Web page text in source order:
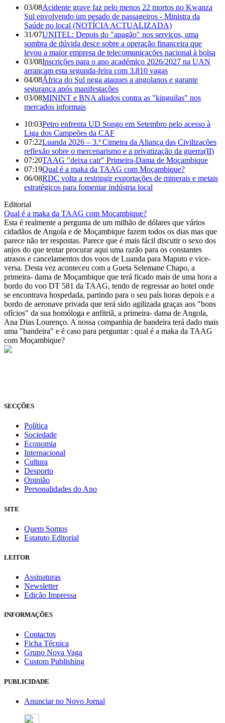
03/08Acidente grave faz pelo menos 22 mortos no Kwanza
Sul envolvendo um pesado de passageiros - Ministra da
Saúde no local (NOTÍCIA ACTUALIZADA)
31/07UNITEL: Depois do "apagão" nos serviços, uma
sombra de dúvida desce sobre a operação financeira que
levou a maior empresa de telecomunicações nacional à bolsa
03/08Inscrições para o ano académico 2026/2027 na UAN
arrancam esta segunda-feira com 3.810 vagas
04/08África do Sul nega ataques a angolanos e garante
segurança após manifestações
03/08MININT e BNA aliados contra as "kinguilas" nos
mercados informais
10:03Petro enfrenta UD Songo em Setembro pelo acesso à
Liga dos Campeões da CAF
07:22Luanda 2026 – 3.ª Cimeira da Aliança das Civilizações
reflexão sobre o mercenarismo e a privatização da guerra(II)
07:20TAAG "deixa cair" Primeira-Dama de Moçambique
07:19Qual é a maka da TAAG com Moçambique?
06/08RDC volta a restringir exportações de minerais e metais
estratégicos para fomentar indústria local
Editorial
Qual é a maka da TAAG com Moçambique?
Esta é realmente a pergunta de um milhão de dólares que vários
cidadãos de Angola e de Moçambique fazem todos os dias mas que
parece não ter respostas. Parece que é mais fácil discutir o sexo dos
anjos do que tentar procurar aqui uma razão para os constantes
atrasos e cancelamentos dos voos de Luanda para Maputo e vice-
versa. Desta vez aconteceu com a Gueta Selemane Chapo, a
primeira- dama de Moçambique que terá ficado mais de uma hora a
bordo do voo DT 581 da TAAG, tendo de regressar ao hotel onde
se encontrava hospedada, partindo para o seu país horas depois e a
bordo de aeronave privada que terá sido agilizada graças aos "bons
ofícios" da sua homóloga e anfitriã, a primeira- dama de Angola,
Ana Dias Lourenço. A nossa companhia de bandeira terá dado mais
uma "bandeira" e é caso para perguntar : qual é a maka da TAAG
com Moçambique?
SECÇÕES
Política
Sociedade
Economia
Internacional
Cultura
Desporto
Opinião
Personalidades do Ano
SITE
Quem Somos
Estatuto Editorial
LEITOR
Assinaturas
Newsletter
Edição Impressa
INFORMAÇÕES
Contactos
Ficha Técnica
Grupo Nova Vaga
Custom Publishing
PUBLICIDADE
Anunciar no Novo Jornal